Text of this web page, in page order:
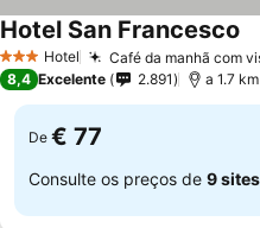
3 EstrelasHotel Café da manhã com
Hotel San Francesco
8,4 Excelente 2.891 a 1.7
De € 77
Consulte os preços de 9 sites